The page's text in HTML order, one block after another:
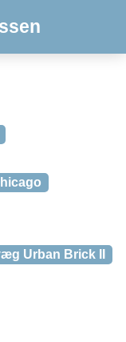
Urban Brick II